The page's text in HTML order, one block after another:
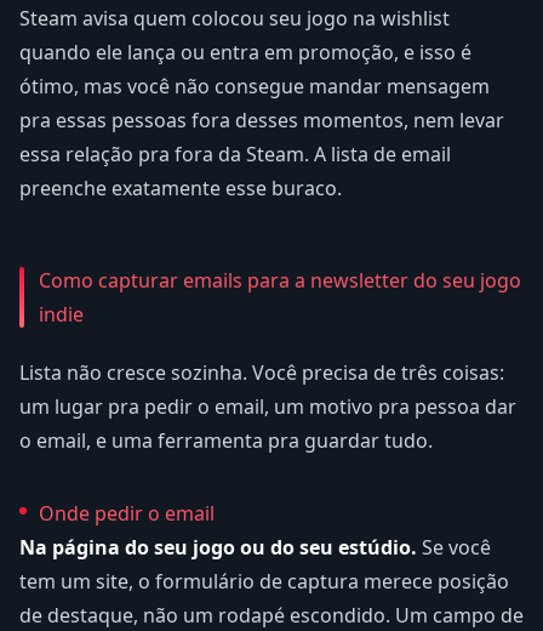
Steam avisa quem colocou seu jogo na wishlist
quando ele lança ou entra em promoção, e isso é
ótimo, mas você não consegue mandar mensagem
pra essas pessoas fora desses momentos, nem levar
essa relação pra fora da Steam. A lista de email
preenche exatamente esse buraco.
Como capturar emails para a newsletter do seu jogo
indie
Lista não cresce sozinha. Você precisa de três coisas:
um lugar pra pedir o email, um motivo pra pessoa dar
o email, e uma ferramenta pra guardar tudo.
Onde pedir o email
Na página do seu jogo ou do seu estúdio. Se você
tem um site, o formulário de captura merece posição
de destaque, não um rodapé escondido. Um campo de